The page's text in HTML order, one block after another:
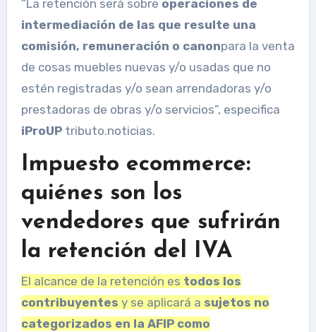
“La retención será sobre operaciones de
intermediación de las que resulte una
comisión, remuneración o canonpara la venta
de cosas muebles nuevas y/o usadas que no
estén registradas y/o sean arrendadoras y/o
prestadoras de obras y/o servicios”, especifica
iProUPtributo.noticias.
Impuesto ecommerce:
quiénes son los
vendedores que sufrirán
la retención del IVA
El alcance de la retención es todos los
contribuyentes y se aplicará a sujetos no
categorizados en la AFIP como